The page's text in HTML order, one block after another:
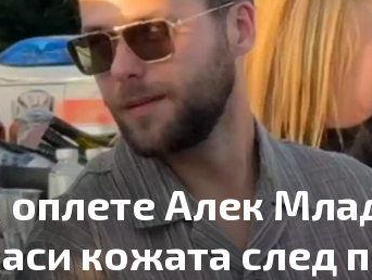
Алек
кожата след